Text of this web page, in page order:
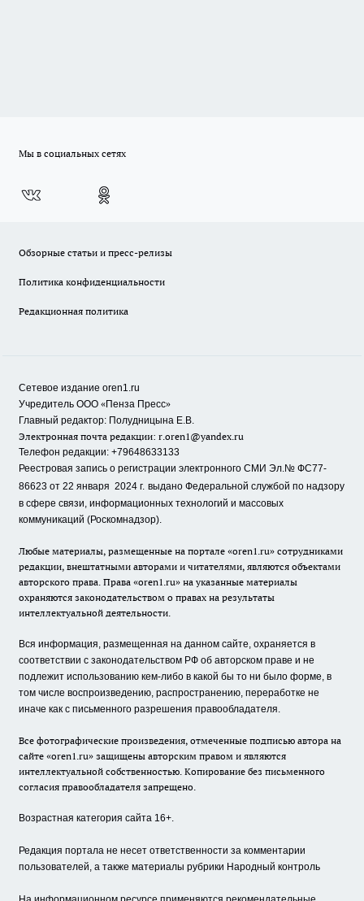
Мы в социальных сетях
Обзорные статьи и пресс-релизы
Политика конфиденциальности
Редакционная политика
Сетевое издание oren1.ru
Учредитель ООО «Пенза Пресс»
Главный редактор: Полудницына Е.В.
Электронная почта редакции: r.oren1@yandex.ru
Телефон редакции: +79648633133
Реестровая запись о регистрации электронного СМИ Эл.№ ФС77-
86623 от 22 января 2024 г. выдано Федеральной службой по надзору
в сфере связи, информационных технологий и массовых
коммуникаций (Роскомнадзор).
Любые материалы, размещенные на портале «oren1.ru» сотрудниками
редакции, внештатными авторами и читателями, являются объектами
авторского права. Права «oren1.ru» на указанные материалы
охраняются законодательством о правах на результаты
интеллектуальной деятельности.
Вся информация, размещенная на данном сайте, охраняется в
соответствии с законодательством РФ об авторском праве и не
подлежит использованию кем-либо в какой бы то ни было форме, в
том числе воспроизведению, распространению, переработке не
иначе как с письменного разрешения правообладателя.
Все фотографические произведения, отмеченные подписью автора на
сайте «oren1.ru» защищены авторским правом и являются
интеллектуальной собственностью. Копирование без письменного
согласия правообладателя запрещено.
Возрастная категория сайта 16+.
Редакция портала не несет ответственности за комментарии
пользователей, а также материалы рубрики Народный контроль